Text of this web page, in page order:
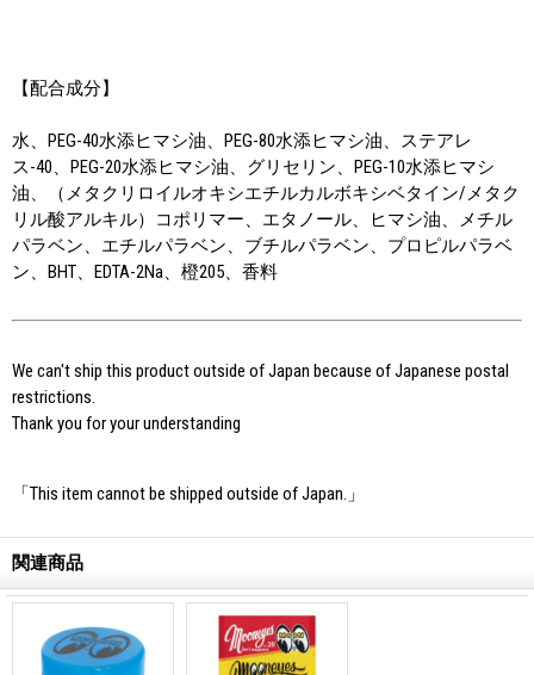
【配合成分】
水、PEG-40水添ヒマシ油、PEG-80水添ヒマシ油、ステアレ
ス-40、PEG-20水添ヒマシ油、グリセリン、PEG-10水添ヒマシ
油、（メタクリロイルオキシエチルカルボキシベタイン/メタク
リル酸アルキル）コポリマー、エタノール、ヒマシ油、メチル
パラベン、エチルパラベン、ブチルパラベン、プロピルパラベ
ン、BHT、EDTA-2Na、橙205、香料
We can't ship this product outside of Japan because of Japanese postal
restrictions.
Thank you for your understanding
「This item cannot be shipped outside of Japan.」
関連商品